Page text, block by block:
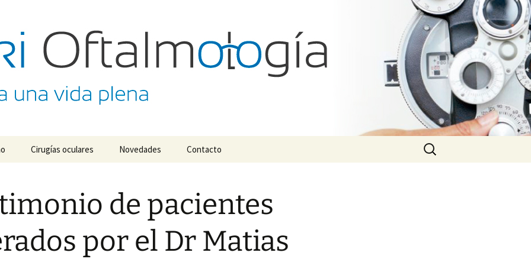
Dr. Matías Iglicki
Cirugías oculares Novedades Contacto
Search
for:
de pacientes
por el Dr Matias